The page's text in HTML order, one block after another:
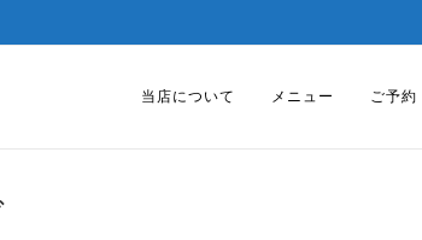
当店について メニュー ご予約